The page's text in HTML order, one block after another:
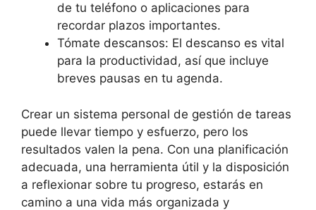
de tu teléfono o aplicaciones para
recordar plazos importantes.
Tómate descansos: El descanso es vital
para la productividad, así que incluye
breves pausas en tu agenda.
Crear un sistema personal de gestión de tareas
puede llevar tiempo y esfuerzo, pero los
resultados valen la pena. Con una planificación
adecuada, una herramienta útil y la disposición
a reflexionar sobre tu progreso, estarás en
camino a una vida más organizada y